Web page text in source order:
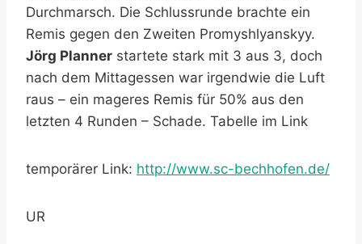
Durchmarsch. Die Schlussrunde brachte ein
Remis gegen den Zweiten Promyshlyanskyy.
Jörg Planner startete stark mit 3 aus 3, doch
nach dem Mittagessen war irgendwie die Luft
raus – ein mageres Remis für 50% aus den
letzten 4 Runden – Schade. Tabelle im Link
temporärer Link: http://www.sc-bechhofen.de/
UR